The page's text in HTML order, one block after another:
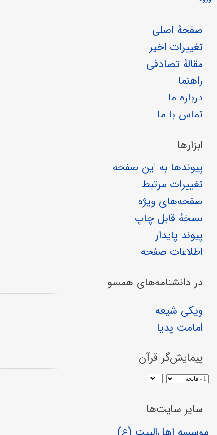
صفحهٔ اصلی
تغییرات اخیر
مقالهٔ تصادفی
راهنما
درباره ما
تماس با ما
ابزارها
پیوندها به این صفحه
تغییرات مرتبط
صفحه‌های ویژه
نسخهٔ قابل چاپ
پیوند پایدار
اطلاعات صفحه
در دانشنامه‌های همسو
ویکی شیعه
امامت پدیا
پیمایش‌گر قرآن
سایر سایت‌ها